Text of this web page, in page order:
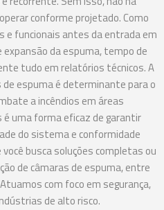
conforme projetado. Como
e funcionais antes da entrada em
expansão da espuma, tempo de
tudo em relatórios técnicos. A
espuma é determinante para o
a incêndios em áreas
é uma forma eficaz de garantir
do sistema e conformidade
busca soluções completas ou
de câmaras de espuma, entre
com foco em segurança,
de alto risco.